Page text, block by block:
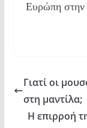
Ευρώπη στην
Γιατί οι
στη μαντίλα;
Η επιρροή